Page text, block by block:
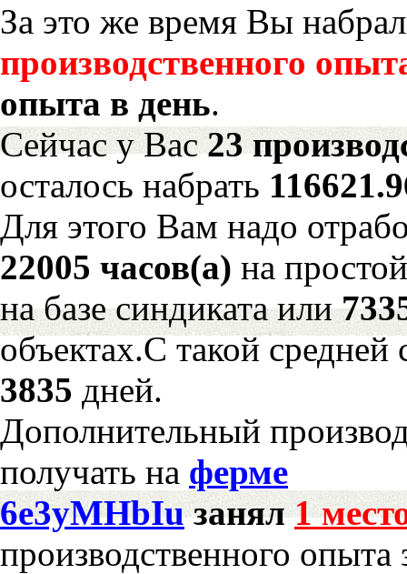
За это же время Вы
производственного
опыта в день.
Сейчас у Вас23
осталось набрать
Для этого Вам надо
22005 часов(а) на
на базе синдиката или
объектах.С такой
3835 дней.
Дополнительный
получать на ферме
6e3yMHbIuзанял1
производственного опыта